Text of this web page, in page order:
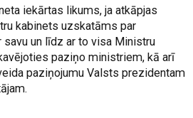
iekārtas likums, ja atkāpjas
kabinets uzskatāms par
un līdz ar to visa Ministru
paziņo ministriem, kā arī
paziņojumu Valsts prezidentam